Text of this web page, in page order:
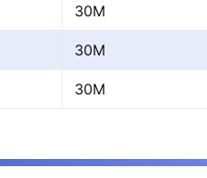
30M
30M
30M